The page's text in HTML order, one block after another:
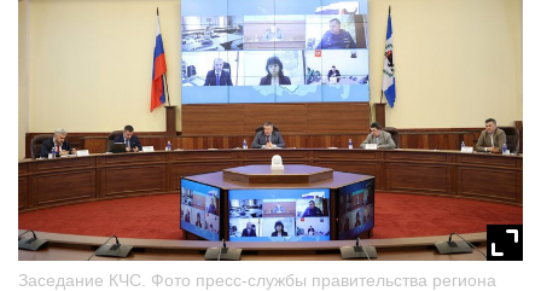
Заседание КЧС. Фото пресс-службы правительства региона